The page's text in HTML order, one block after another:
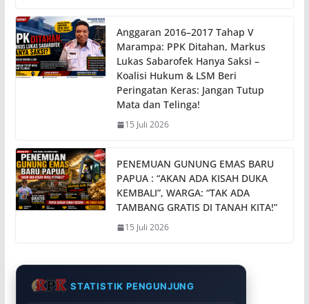
Anggaran 2016–2017 Tahap V
Marampa: PPK Ditahan, Markus
Lukas Sabarofek Hanya Saksi –
Koalisi Hukum & LSM Beri
Peringatan Keras: Jangan Tutup
Mata dan Telinga!
15 Juli 2026
PENEMUAN GUNUNG EMAS BARU
PAPUA : “AKAN ADA KISAH DUKA
KEMBALI”, WARGA: “TAK ADA
TAMBANG GRATIS DI TANAH KITA!”
15 Juli 2026
STATISTIK PENGUNJUNG